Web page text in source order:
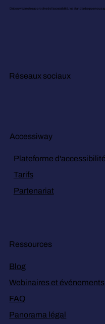
Découvrez notre approche de l’accessibilité, les standards que nous
Réseaux sociaux
Accessiway
Plateforme d'accessibilité
Tarifs
Partenariat
Ressources
Blog
Webinaires et événements
FAQ
Panorama légal